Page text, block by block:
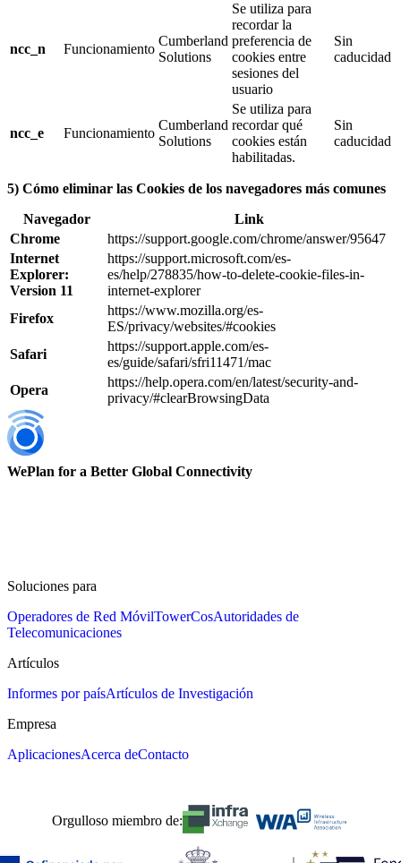
ncc_n Funcionamiento
Cumberland
Solutions
Se utiliza para
recordar la
preferencia de
cookies entre
sesiones del
usuario
Sin
caducidad
ncc_e Funcionamiento
Cumberland
Solutions
Se utiliza para
recordar qué
cookies están
habilitadas.
Sin
caducidad
5) Cómo eliminar las Cookies de los navegadores más comunes
Navegador
Link
Chrome
https://support.google.com/chrome/answer/95647
Internet
Explorer:
Version 11
https://support.microsoft.com/es-
es/help/278835/how-to-delete-cookie-files-in-
internet-explorer
Firefox
https://www.mozilla.org/es-
ES/privacy/websites/#cookies
Safari
https://support.apple.com/es-
es/guide/safari/sfri11471/mac
Opera
https://help.opera.com/en/latest/security-and-
privacy/#clearBrowsingData
WePlan for a Better Global Connectivity
Soluciones para
Operadores de Red MóvilTowerCosAutoridades de
Telecomunicaciones
Artículos
Informes por paísArtículos de Investigación
Empresa
AplicacionesAcerca deContacto
Orgulloso miembro de: